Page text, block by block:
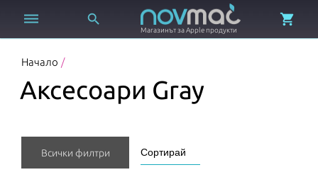
 
Магазинът за Apple продукти

Начало /
Аксесоари Gray
Всички филтри